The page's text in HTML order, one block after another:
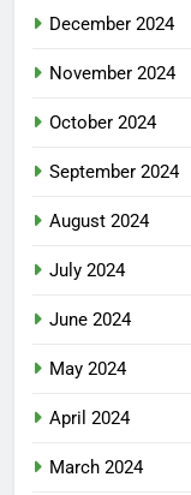
December 2024
November 2024
October 2024
September 2024
August 2024
July 2024
June 2024
May 2024
April 2024
March 2024